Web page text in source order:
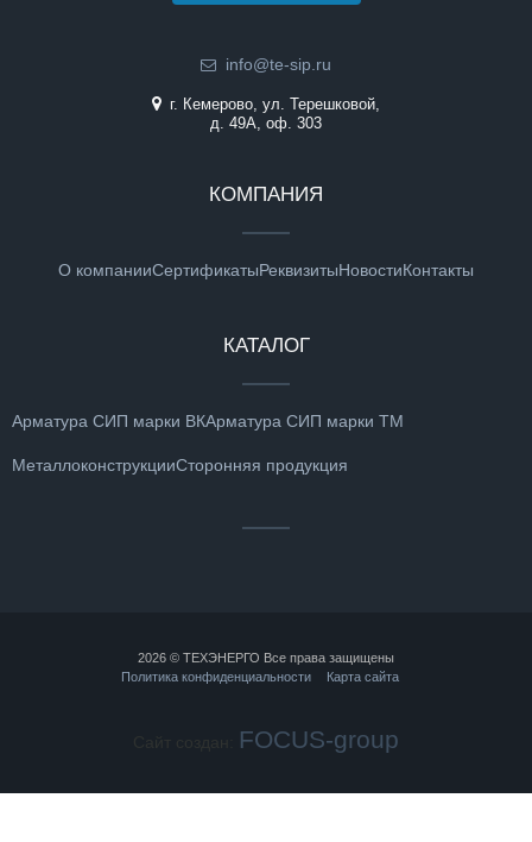
info@te-sip.ru
г. Кемерово, ул. Терешковой,
д. 49А, оф. 303
КОМПАНИЯ
О компанииСертификатыРеквизитыНовостиКонтакты
КАТАЛОГ
Арматура СИП марки ВКАрматура СИП марки ТМ
МеталлоконструкцииСторонняя продукция
2026 © ТЕХЭНЕРГО Все права защищены
Политика конфиденциальности
Карта сайта
FOCUS-group